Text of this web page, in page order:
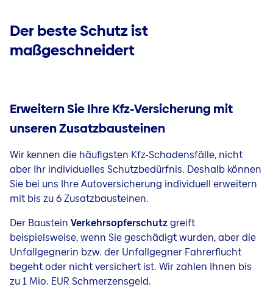
Der beste Schutz ist
maßgeschneidert
Erweitern Sie Ihre Kfz-Versicherung mit
unseren Zusatzbausteinen
Wir kennen die häufigsten Kfz-Schadensfälle, nicht
aber Ihr individuelles Schutzbedürfnis. Deshalb können
Sie bei uns Ihre Autoversicherung individuell erweitern
mit bis zu 6 Zusatzbausteinen.
Der Baustein Verkehrsopferschutzgreift
beispielsweise, wenn Sie geschädigt wurden, aber die
Unfallgegnerin bzw. der Unfallgegner Fahrerflucht
begeht oder nicht versichert ist. Wir zahlen Ihnen bis
zu 1 Mio. EUR Schmerzensgeld.